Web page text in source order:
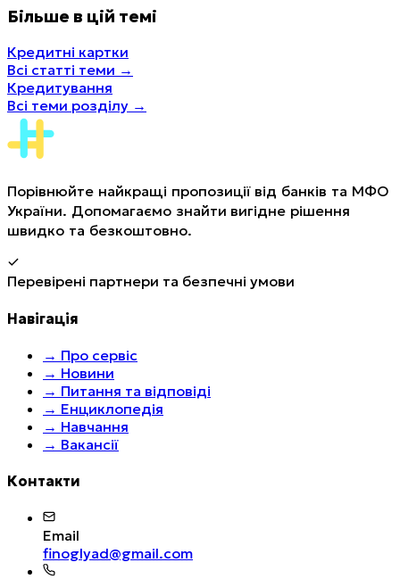
Більше в цій темі
Кредитні картки
Всі статті теми →
Кредитування
Всі теми розділу →
Порівнюйте найкращі пропозиції від банків та МФО
України. Допомагаємо знайти вигідне рішення
швидко та безкоштовно.
Перевірені партнери та безпечні умови
Навігація
→ Про сервіс
→ Новини
→ Питання та відповіді
→ Енциклопедія
→ Навчання
→ Вакансії
Контакти
Email
finoglyad@gmail.com